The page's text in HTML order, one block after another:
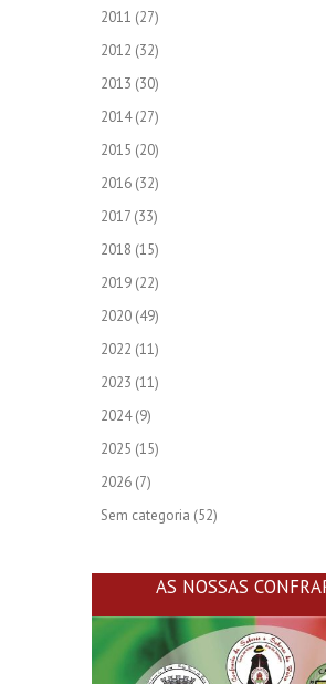
2011 (27)
2012 (32)
2013 (30)
2014(27)
2015 (20)
2016 (32)
2017 (33)
2018 (15)
2019 (22)
2020 (49)
2022 (11)
2023 (11)
2024(9)
2025 (15)
2026 (7)
Sem categoria (52)
AS NOSSAS